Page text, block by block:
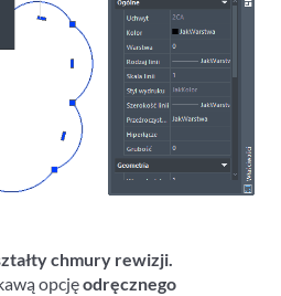
chmury rewizji.
opcjęodręcznego